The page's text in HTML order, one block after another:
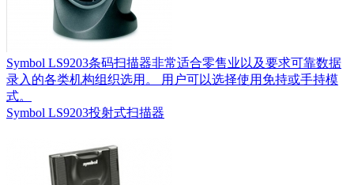
Symbol LS9203条码扫描器非常适合零售业以及要求可靠数据
录入的各类机构组织选用。 用户可以选择使用免持或手持模
式。
Symbol LS9203投射式扫描器